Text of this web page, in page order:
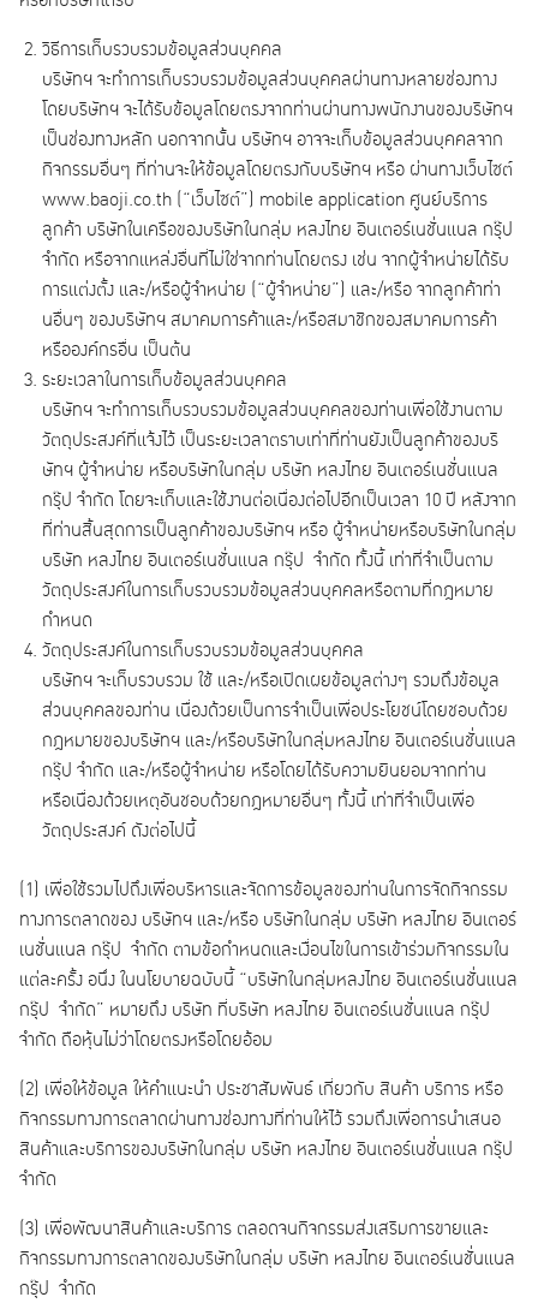
วิธีการเก็บรวบรวมข้อมูลส่วนบุคคล
บริษัทฯ จะทำการเก็บรวบรวมข้อมูลส่วนบุคคลผ่านทางหลายช่องทาง
โดยบริษัทฯ จะได้รับข้อมูลโดยตรงจากท่านผ่านทางพนักงานของบริษัทฯ
เป็นช่องทางหลัก นอกจากนั้น บริษัทฯ อาจจะเก็บข้อมูลส่วนบุคคลจาก
กิจกรรมอื่นๆ ที่ท่านจะให้ข้อมูลโดยตรงกับบริษัทฯ หรือ ผ่านทางเว็บไซต์
www.baoji.co.th (“เว็บไซต์”) mobile application ศูนย์บริการ
ลูกค้า บริษัทในเครือของบริษัทในกลุ่ม หลงไทย อินเตอร์เนชั่นแนล กรุ๊ป
จำกัด หรือจากแหล่งอื่นที่ไม่ใช่จากท่านโดยตรง เช่น จากผู้จำหน่ายได้รับ
การแต่งตั้ง และ/หรือผู้จำหน่าย (“ผู้จำหน่าย”) และ/หรือ จากลูกค้าท่า
นอื่นๆ ของบริษัทฯ สมาคมการค้าและ/หรือสมาชิกของสมาคมการค้า
หรือองค์กรอื่น เป็นต้น
ระยะเวลาในการเก็บข้อมูลส่วนบุคคล
บริษัทฯ จะทำการเก็บรวบรวมข้อมูลส่วนบุคคลของท่านเพื่อใช้งานตาม
วัตถุประสงค์ที่แจ้งไว้ เป็นระยะเวลาตราบเท่าที่ท่านยังเป็นลูกค้าของบริ
ษัทฯ ผู้จำหน่าย หรือบริษัทในกลุ่ม บริษัท หลงไทย อินเตอร์เนชั่นแนล
กรุ๊ป จำกัด โดยจะเก็บและใช้งานต่อเนื่องต่อไปอีกเป็นเวลา 10 ปี หลังจาก
ที่ท่านสิ้นสุดการเป็นลูกค้าของบริษัทฯ หรือ ผู้จำหน่ายหรือบริษัทในกลุ่ม
บริษัท หลงไทย อินเตอร์เนชั่นแนล กรุ๊ป จำกัด ทั้งนี้ เท่าที่จำเป็นตาม
วัตถุประสงค์ในการเก็บรวบรวมข้อมูลส่วนบุคคลหรือตามที่กฎหมาย
กำหนด
วัตถุประสงค์ในการเก็บรวบรวมข้อมูลส่วนบุคคล
บริษัทฯ จะเก็บรวบรวม ใช้ และ/หรือเปิดเผยข้อมูลต่างๆ รวมถึงข้อมูล
ส่วนบุคคลของท่าน เนื่องด้วยเป็นการจำเป็นเพื่อประโยชน์โดยชอบด้วย
กฎหมายของบริษัทฯ และ/หรือบริษัทในกลุ่มหลงไทย อินเตอร์เนชั่นแนล
กรุ๊ป จำกัด และ/หรือผู้จำหน่าย หรือโดยได้รับความยินยอมจากท่าน
หรือเนื่องด้วยเหตุอันชอบด้วยกฎหมายอื่นๆ ทั้งนี้ เท่าที่จำเป็นเพื่อ
วัตถุประสงค์ ดังต่อไปนี้
(1) เพื่อใช้รวมไปถึงเพื่อบริหารและจัดการข้อมูลของท่านในการจัดกิจกรรม
ทางการตลาดของ บริษัทฯ และ/หรือ บริษัทในกลุ่ม บริษัท หลงไทย อินเตอร์
เนชั่นแนล กรุ๊ป จำกัด ตามข้อกำหนดและเงื่อนไขในการเข้าร่วมกิจกรรมใน
แต่ละครั้ง อนึ่ง ในนโยบายฉบับนี้ “บริษัทในกลุ่มหลงไทย อินเตอร์เนชั่นแนล
กรุ๊ป จำกัด” หมายถึง บริษัท ที่บริษัท หลงไทย อินเตอร์เนชั่นแนล กรุ๊ป
จำกัด ถือหุ้นไม่ว่าโดยตรงหรือโดยอ้อม
(2) เพื่อให้ข้อมูล ให้คำแนะนำ ประชาสัมพันธ์ เกี่ยวกับ สินค้า บริการ หรือ
กิจกรรมทางการตลาดผ่านทางช่องทางที่ท่านให้ไว้ รวมถึงเพื่อการนำเสนอ
สินค้าและบริการของบริษัทในกลุ่ม บริษัท หลงไทย อินเตอร์เนชั่นแนล กรุ๊ป
จำกัด
(3) เพื่อพัฒนาสินค้าและบริการ ตลอดจนกิจกรรมส่งเสริมการขายและ
กิจกรรมทางการตลาดของบริษัทในกลุ่ม บริษัท หลงไทย อินเตอร์เนชั่นแนล
กรุ๊ป จำกัด